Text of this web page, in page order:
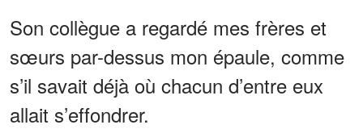
Son collègue a regardé mes frères et
sœurs par-dessus mon épaule, comme
s’il savait déjà où chacun d’entre eux
allait s’effondrer.